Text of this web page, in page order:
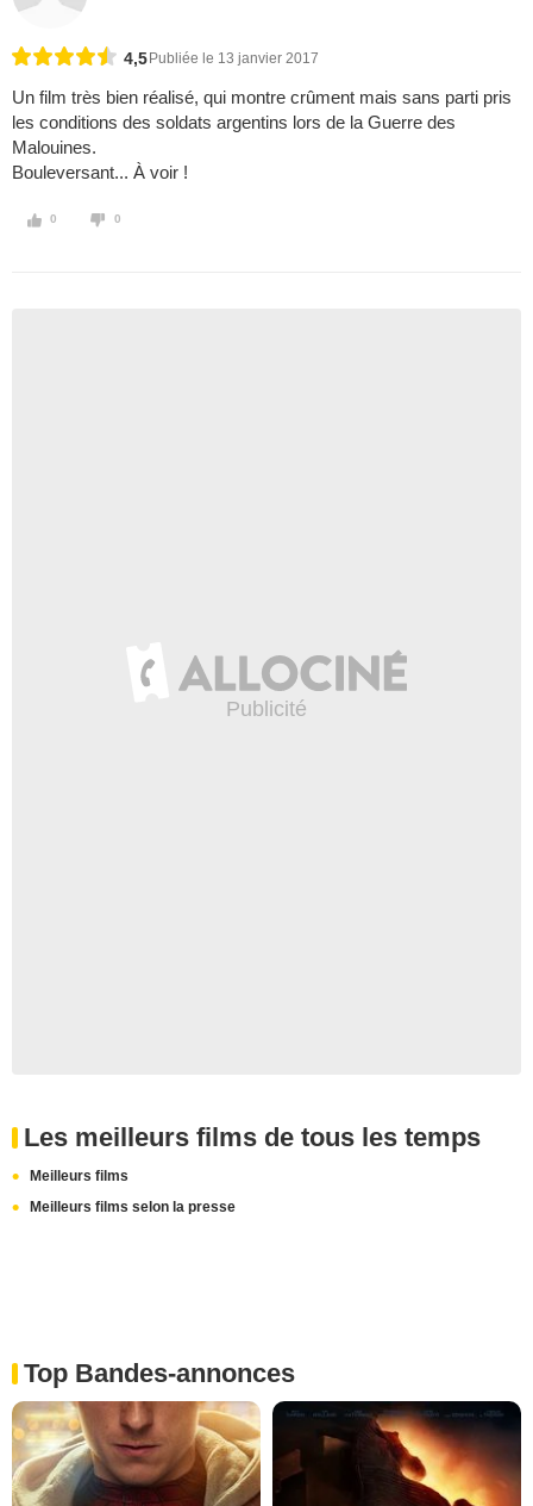
4,5 Publiée le 13 janvier 2017
Un film très bien réalisé, qui montre crûment mais sans parti pris
les conditions des soldats argentins lors de la Guerre des
Malouines.
Bouleversant... À voir !
0 0
Les meilleurs films de tous les temps
Meilleurs films
Meilleurs films selon la presse
Top Bandes-annonces